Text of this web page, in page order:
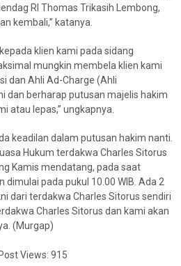
RI Thomas Trikasih Lembong,
kembali,” katanya.
klien kami pada sidang
mungkin membela klien kami
dan Ahli Ad-Charge (Ahli
dan berharap putusan majelis hakim
atau lepas,” ungkapnya.
keadilan dalam putusan hakim nanti.
Hukum terdakwa Charles Sitorus
Kamis mendatang, pada saat
dimulai pada pukul 10.00 WIB. Ada 2
dari terdakwa Charles Sitorus sendiri
Charles Sitorus dan kami akan
(Murgap)
Post Views: 915